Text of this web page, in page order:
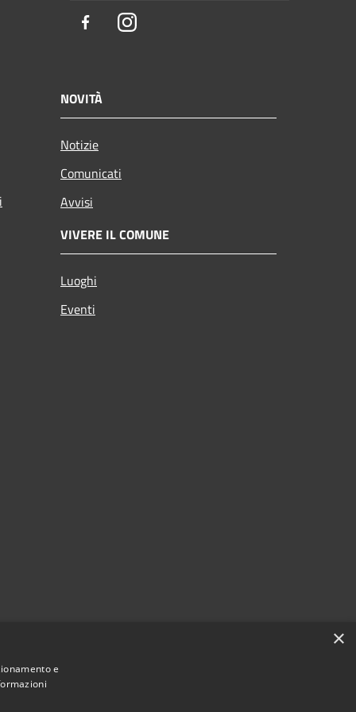
FacebookInstagram
NOVITÀ
Notizie
Comunicati
Avvisi
VIVERE IL COMUNE
Luoghi
Eventi
×
e